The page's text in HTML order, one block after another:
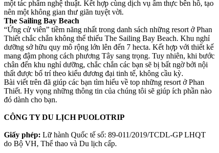
một tác phẩm nghệ thuật. Kết hợp cùng dịch vụ ẩm thực bên hồ, tạo
nên một không gian thư giãn tuyệt vời.
The Sailing Bay Beach
“Ứng cử viên” tiềm năng nhất trong danh sách những resort ở Phan
Thiết chắc chắn không thể thiếu The Sailing Bay Beach. Khu nghỉ
dưỡng sở hữu quy mô rộng lớn lên đến 7 hecta. Kết hợp với thiết kế
mang đậm phong cách phương Tây sang trọng. Tuy nhiên, khi bước
chân đến khu nghỉ dưỡng, chắc chắn các bạn sẽ bị bất ngờ bởi nội
thất được bố trí theo kiểu đương đại tinh tế, không cầu kỳ.
Bài viết trên đã giúp các bạn tìm hiểu về top những resort ở Phan
Thiết. Hy vọng những thông tin của chúng tôi sẽ giúp ích phần nào
đó dành cho bạn.
CÔNG TY DU LỊCH PUOLOTRIP
Giấy phép: Lữ hành Quốc tế số: 89-011/2019/TCDL-GP LHQT
do Bộ VH, Thể thao và Du lịch cấp.